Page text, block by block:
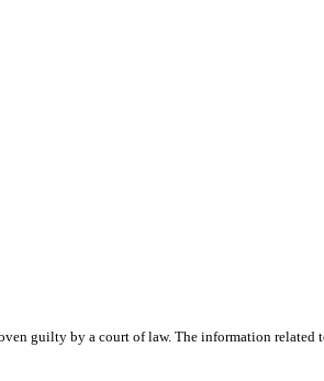
guilty by a court of law. The information